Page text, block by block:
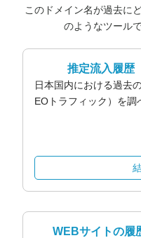
このドメイン名が過去に
のようなツール
推定流入履歴
日本国内における過去
EOトラフィック）を調
WEBサイトの履